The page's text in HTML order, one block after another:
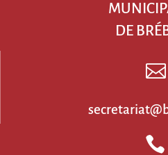
DE

